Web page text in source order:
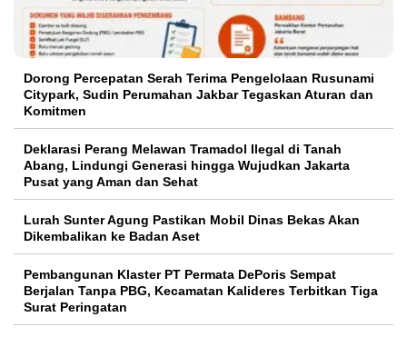
Dorong Percepatan Serah Terima Pengelolaan Rusunami
Citypark, Sudin Perumahan Jakbar Tegaskan Aturan dan
Komitmen
Deklarasi Perang Melawan Tramadol Ilegal di Tanah
Abang, Lindungi Generasi hingga Wujudkan Jakarta
Pusat yang Aman dan Sehat
Lurah Sunter Agung Pastikan Mobil Dinas Bekas Akan
Dikembalikan ke Badan Aset
Pembangunan Klaster PT Permata DePoris Sempat
Berjalan Tanpa PBG, Kecamatan Kalideres Terbitkan Tiga
Surat Peringatan